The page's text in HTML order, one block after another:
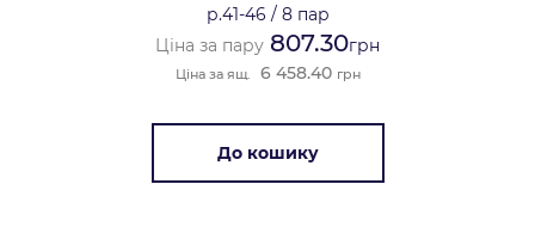
р.41-46 / 8 пар
Ціна за пару 807.30грн
Ціна за ящ. 6 458.40 грн
До кошику